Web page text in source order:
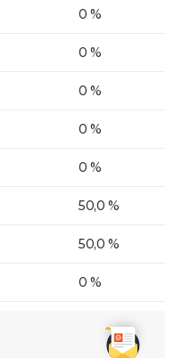
0 %
0 %
0 %
0 %
0 %
50,0 %
50,0 %
0 %